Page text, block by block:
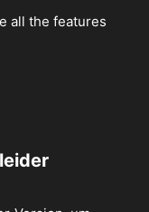
all the features